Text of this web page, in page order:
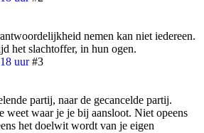
nemen kan niet iedereen.
het slachtoffer, in hun ogen.
uur #3
partij, naar de gecancelde partij.
weet waar je je bij aansloot. Niet opeens
het doelwit wordt van je eigen